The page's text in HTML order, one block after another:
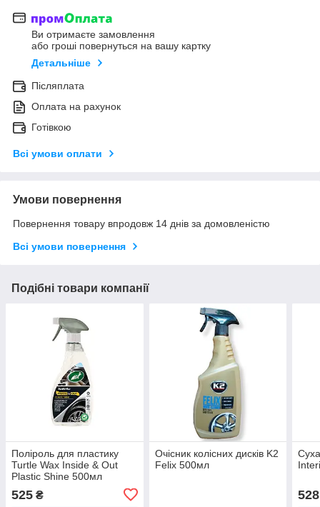
Ви отримаєте замовлення
або гроші повернуться на вашу картку
Детальніше
Післяплата
Оплата на рахунок
Готівкою
Всі умови оплати
Умови повернення
Повернення товару впродовж 14 днів за домовленістю
Всі умови повернення
Подібні товари компанії
Поліроль для пластику
Turtle Wax Inside & Out
Plastic Shine 500мл
525 ₴
Очісник колісних дисків K2
Felix 500мл
528